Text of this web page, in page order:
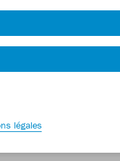
En tant que
légales